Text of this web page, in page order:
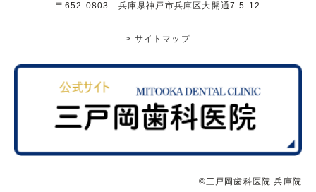
〒652-0803 兵庫県神戸市兵庫区大開通7-5-12
> サイトマップ
©三戸岡歯科医院 兵庫院